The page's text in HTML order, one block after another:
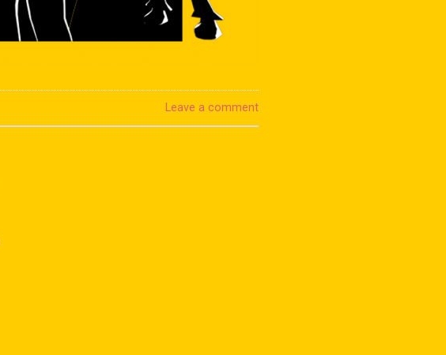
Leave a comment